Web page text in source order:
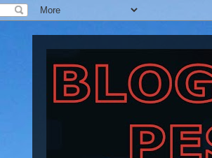
Blog Barra